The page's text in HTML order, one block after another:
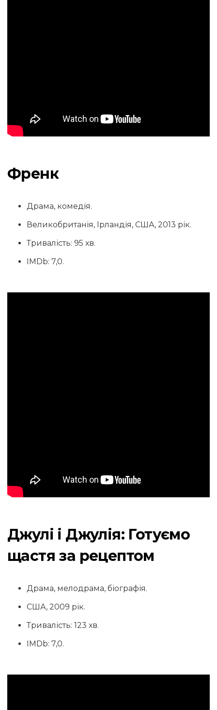
Френк
Драма, комедія.
Великобританія, Ірландія, США, 2013 рік.
Тривалість: 95 хв.
IMDb: 7,0.
Джулі і Джулія: Готуємо
щастя за рецептом
Драма, мелодрама, біографія.
США, 2009 рік.
Тривалість: 123 хв.
IMDb: 7,0.